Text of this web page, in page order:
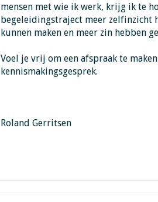
mensen met wie ik werk, krijg ik te
begeleidingstraject meer zelfinzicht
kunnen maken en meer zin hebben
Voel je vrij om een afspraak te
kennismakingsgesprek.
Roland Gerritsen